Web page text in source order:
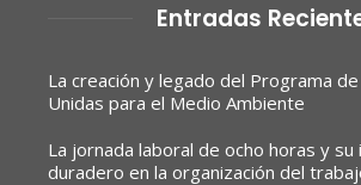
Entradas
La creación y legado del Programa
Unidas para el Medio Ambiente
La jornada laboral de ocho horas y su
duradero en la organización del